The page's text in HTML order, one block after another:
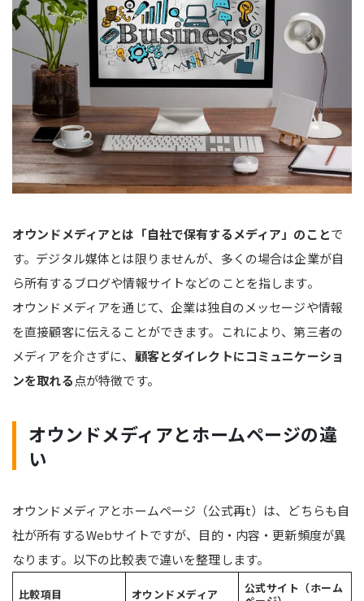
オウンドメディアとは「自社で保有するメディア」のことで
す。デジタル媒体とは限りませんが、多くの場合は企業が自
ら所有するブログや情報サイトなどのことを指します。
オウンドメディアを通じて、企業は独自のメッセージや情報
を直接顧客に伝えることができます。これにより、第三者の
メディアを介さずに、 顧客とダイレクトにコミュニケーショ
ンを取れる点が特徴です。
オウンドメディアとホームページの違
い
オウンドメディアとホームページ（公式再t）は、どちらも自
社が所有するWebサイトですが、目的・内容・更新頻度が異
なります。以下の比較表で違いを整理します。
比較項目 オウンドメディア
公式サイト（ホーム